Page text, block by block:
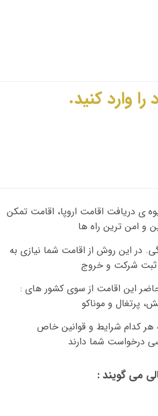
وارد کنید.
ی دریافت اقامت اروپا، اقامت تمکن
و امن ترین راه ها
. در این روش از اقامت شما نیازی به
ثبت شرکت و خروج
این اقامت از سوی کشور های :
پرتغال و موناکو
هر کدام شرایط و قوانین خاص
درخواست شما دارند
می گویند: